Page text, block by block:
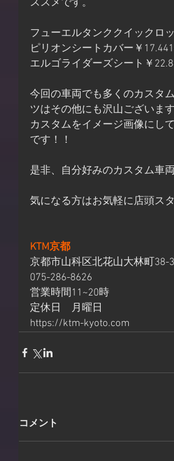
ススメです。
フューエルタンククイックロ
ピリオンシートカバー￥
エルゴライダーズシート￥
今回の車両でも多くのカスタ
ツはその他にも沢山ございま
カスタムをイメージ画像にし
です！！
是非、自分好みのカスタム車
気になる方はお気軽に店頭ス
KTM京都
京都市山科区北花山大林町38-3
075-286-8626
営業時間11~20時
定休日　月曜日
https://ktm-kyoto.com
コメント